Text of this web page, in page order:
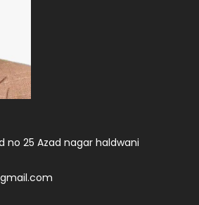
no 25 Azad nagar haldwani